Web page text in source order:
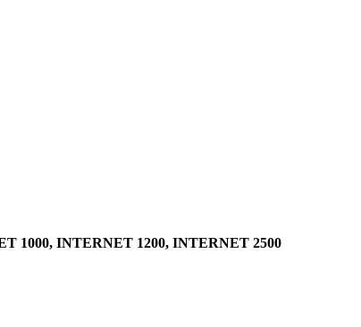
1000, INTERNET 1200, INTERNET 2500